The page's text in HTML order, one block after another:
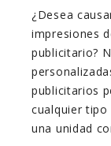
¿Desea
impresiones
publicitario?
publicitarios
cualquier tipo
una unidad